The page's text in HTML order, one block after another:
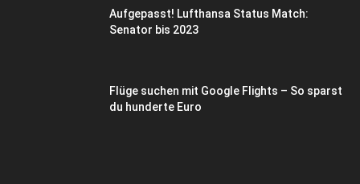
Aufgepasst! Lufthansa Status Match:
Senator bis 2023
Flüge suchen mit Google Flights – So sparst
du hunderte Euro